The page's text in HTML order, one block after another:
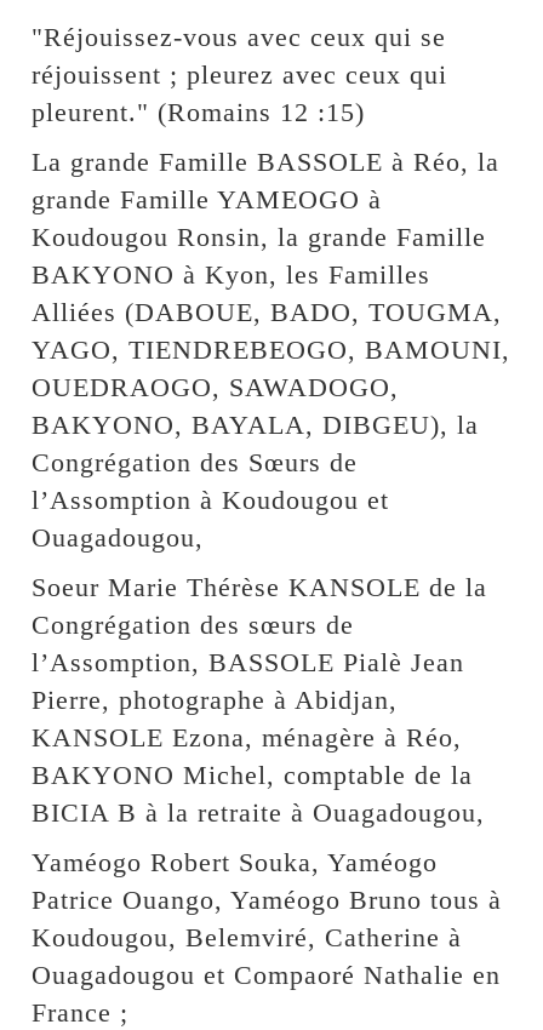
"Réjouissez-vous avec ceux qui se
réjouissent ; pleurez avec ceux qui
pleurent." (Romains 12 :15)
La grande Famille BASSOLE à Réo, la
grande Famille YAMEOGO à
Koudougou Ronsin, la grande Famille
BAKYONO à Kyon, les Familles
Alliées (DABOUE, BADO, TOUGMA,
YAGO, TIENDREBEOGO, BAMOUNI,
OUEDRAOGO, SAWADOGO,
BAKYONO, BAYALA, DIBGEU), la
Congrégation des Sœurs de
l’Assomption à Koudougou et
Ouagadougou,
Soeur Marie Thérèse KANSOLE de la
Congrégation des sœurs de
l’Assomption, BASSOLE Pialè Jean
Pierre, photographe à Abidjan,
KANSOLE Ezona, ménagère à Réo,
BAKYONO Michel, comptable de la
BICIA B à la retraite à Ouagadougou,
Yaméogo Robert Souka, Yaméogo
Patrice Ouango, Yaméogo Bruno tous à
Koudougou, Belemviré, Catherine à
Ouagadougou et Compaoré Nathalie en
France ;